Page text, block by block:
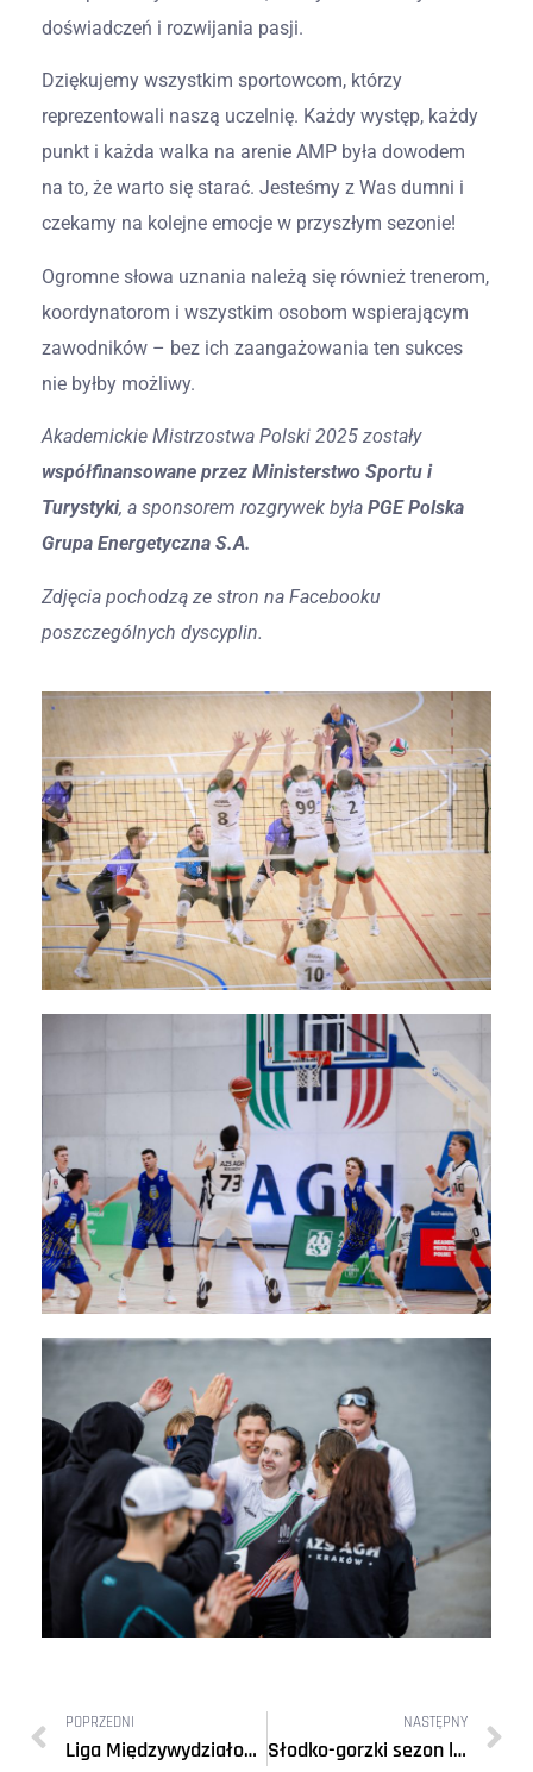
doświadczeń i rozwijania pasji.
Dziękujemy wszystkim sportowcom, którzy
reprezentowali naszą uczelnię. Każdy występ, każdy
punkt i każda walka na arenie AMP była dowodem
na to, że warto się starać. Jesteśmy z Was dumni i
czekamy na kolejne emocje w przyszłym sezonie!
Ogromne słowa uznania należą się również trenerom,
koordynatorom i wszystkim osobom wspierającym
zawodników – bez ich zaangażowania ten sukces
nie byłby możliwy.
Akademickie Mistrzostwa Polski 2025 zostały
współfinansowane przez Ministerstwo Sportu i
Turystyki, a sponsorem rozgrywek była PGE Polska
Grupa Energetyczna S.A.
Zdjęcia pochodzą ze stron na Facebooku
poszczególnych dyscyplin.
POPRZEDNI
Liga Międzywydziałowa AGH 2024/2025 za nami!
NASTĘPNY
Słodko-gorzki sezon ligowy dla drużyn AZS AGH Kraków